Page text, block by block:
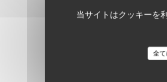
当サイトはクッキーを
全